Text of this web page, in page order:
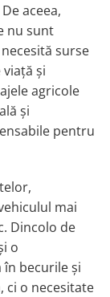
aceea,
nu sunt
surse
și
agricole
și
pentru
mai
Dincolo de
o
becurile și
ci o necesitate